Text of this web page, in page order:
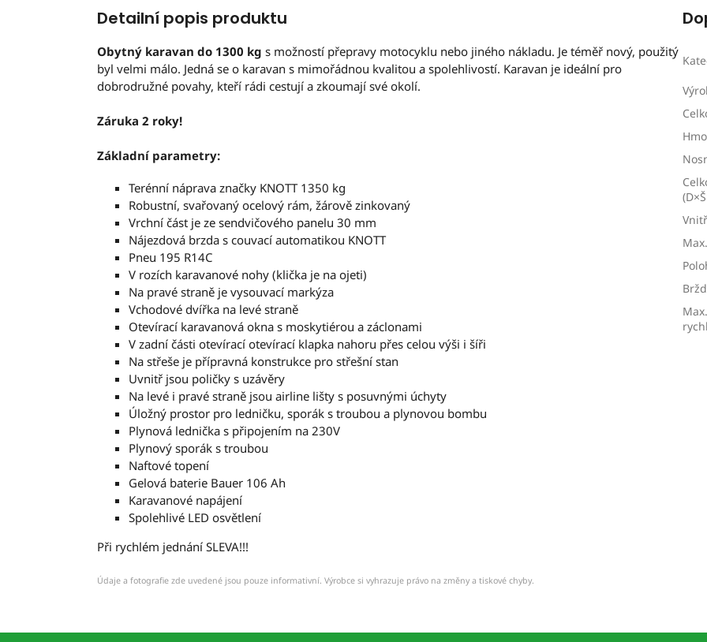
Detailní popis produktu
Obytný karavan do 1300 kg s možností přepravy motocyklu nebo jiného nákladu. Je téměř nový, použitý
byl velmi málo. Jedná se o karavan s mimořádnou kvalitou a spolehlivostí. Karavan je ideální pro
dobrodružné povahy, kteří rádi cestují a zkoumají své okolí.
Záruka 2 roky!
Základní parametry:
Terénní náprava značky KNOTT 1350 kg
Robustní, svařovaný ocelový rám, žárově zinkovaný
Vrchní část je ze sendvičového panelu 30 mm
Nájezdová brzda s couvací automatikou KNOTT
Pneu 195 R14C
V rozích karavanové nohy (klička je na ojeti)
Na pravé straně je vysouvací markýza
Vchodové dvířka na levé straně
Otevírací karavanová okna s moskytiérou a záclonami
V zadní části otevírací otevírací klapka nahoru přes celou výši i šíři
Na střeše je přípravná konstrukce pro střešní stan
Uvnitř jsou poličky s uzávěry
Na levé i pravé straně jsou airline lišty s posuvnými úchyty
Úložný prostor pro ledničku, sporák s troubou a plynovou bombu
Plynová lednička s připojením na 230V
Plynový sporák s troubou
Naftové topení
Gelová baterie Bauer 106 Ah
Karavanové napájení
Spolehlivé LED osvětlení
Při rychlém jednání SLEVA!!!
Údaje a fotografie zde uvedené jsou pouze informativní. Výrobce si vyhrazuje právo na změny a tiskové chyby.